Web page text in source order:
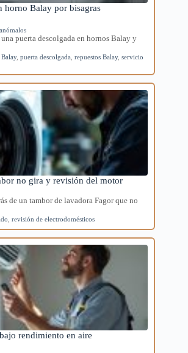
horno Balay por bisagras
puerta descolgada en hornos Balay y
, puerta descolgada repuestos Balay, servicio
no gira y revisión del motor
de un tambor de lavadora Fagor que no
revisión de electrodomésticos
rendimiento en aire